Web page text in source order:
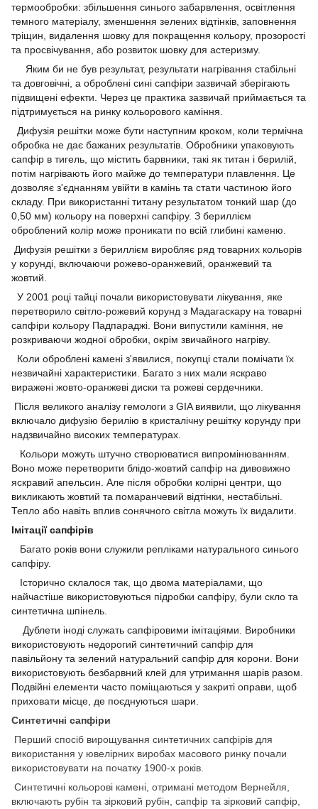
термообробки: збільшення синього забарвлення, освітлення
темного матеріалу, зменшення зелених відтінків, заповнення
тріщин, видалення шовку для покращення кольору, прозорості
та просвічування, або розвиток шовку для астеризму.
Яким би не був результат, результати нагрівання стабільні
та довговічні, а оброблені сині сапфіри зазвичай зберігають
підвищені ефекти. Через це практика зазвичай приймається та
підтримується на ринку кольорового каміння.
Дифузія решітки може бути наступним кроком, коли термічна
обробка не дає бажаних результатів. Обробники упаковують
сапфір в тигель, що містить барвники, такі як титан і берилій,
потім нагрівають його майже до температури плавлення. Це
дозволяє з'єднанням увійти в камінь та стати частиною його
складу. При використанні титану результатом тонкий шар (до
0,50 мм) кольору на поверхні сапфіру. З бериллієм
оброблений колір може проникати по всій глибині каменю.
Дифузія решітки з бериллієм виробляє ряд товарних кольорів
у корунді, включаючи рожево-оранжевий, оранжевий та
жовтий.
У 2001 році тайці почали використовувати лікування, яке
перетворило світло-рожевий корунд з Мадагаскару на товарні
сапфіри кольору Падпараджі. Вони випустили каміння, не
розкриваючи жодної обробки, окрім звичайного нагріву.
Коли оброблені камені з'явилися, покупці стали помічати їх
незвичайні характеристики. Багато з них мали яскраво
виражені жовто-оранжеві диски та рожеві сердечники.
Після великого аналізу гемологи з GIA виявили, що лікування
включало дифузію берилію в кристалічну решітку корунду при
надзвичайно високих температурах.
Кольори можуть штучно створюватися випромінюванням.
Воно може перетворити блідо-жовтий сапфір на дивовижно
яскравий апельсин. Але після обробки колірні центри, що
викликають жовтий та помаранчевий відтінки, нестабільні.
Тепло або навіть вплив сонячного світла можуть їх видалити.
Імітації сапфірів
Багато років вони служили репліками натурального синього
сапфіру.
Історично склалося так, що двома матеріалами, що
найчастіше використовуються підробки сапфіру, були скло та
синтетична шпінель.
Дублети іноді служать сапфіровими імітаціями. Виробники
використовують недорогий синтетичний сапфір для
павільйону та зелений натуральний сапфір для корони. Вони
використовують безбарвний клей для утримання шарів разом.
Подвійні елементи часто поміщаються у закриті оправи, щоб
приховати місце, де поєднуються шари.
Синтетичні сапфіри
Перший спосіб вирощування синтетичних сапфірів для
використання у ювелірних виробах масового ринку почали
використовувати на початку 1900-х років.
Синтетичні кольорові камені, отримані методом Вернейля,
включають рубін та зірковий рубін, сапфір та зірковий сапфір,